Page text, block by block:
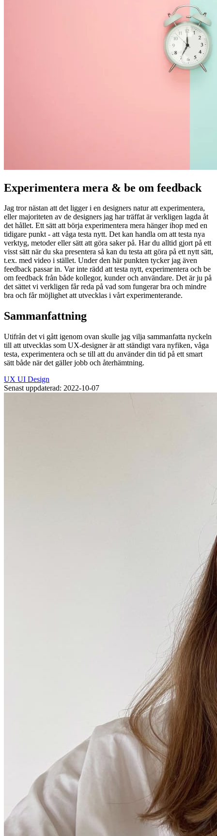
Experimentera mera & be om feedback
Jag tror nästan att det ligger i en designers natur att experimentera,
eller majoriteten av de designers jag har träffat är verkligen lagda åt
det hållet. Ett sätt att börja experimentera mera hänger ihop med en
tidigare punkt - att våga testa nytt. Det kan handla om att testa nya
verktyg, metoder eller sätt att göra saker på. Har du alltid gjort på ett
visst sätt när du ska presentera så kan du testa att göra på ett nytt sätt,
t.ex. med video i stället. Under den här punkten tycker jag även
feedback passar in. Var inte rädd att testa nytt, experimentera och be
om feedback från både kollegor, kunder och användare. Det är ju på
det sättet vi verkligen får reda på vad som fungerar bra och mindre
bra och får möjlighet att utvecklas i vårt experimenterande.
Sammanfattning
Utifrån det vi gått igenom ovan skulle jag vilja sammanfatta nyckeln
till att utvecklas som UX-designer är att ständigt vara nyfiken, våga
testa, experimentera och se till att du använder din tid på ett smart
sätt både när det gäller jobb och återhämtning.
UX UI Design
Senast uppdaterad: 2022-10-07